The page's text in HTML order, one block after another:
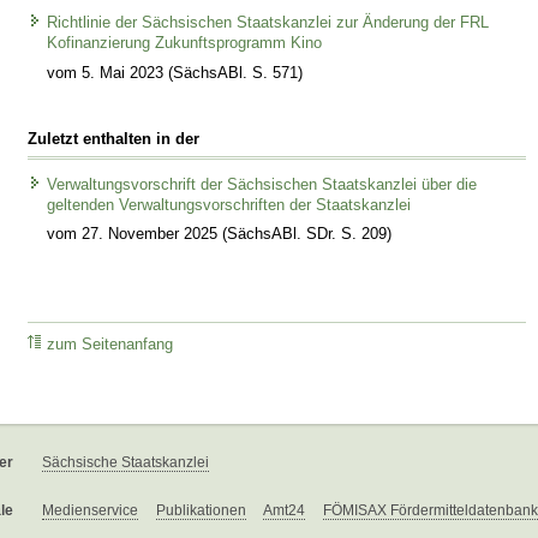
Richtlinie der Sächsischen Staatskanzlei zur Änderung der FRL
Kofinanzierung Zukunftsprogramm Kino
vom 5. Mai 2023 (SächsABl. S. 571)
Zuletzt enthalten in der
Verwaltungsvorschrift der Sächsischen Staatskanzlei über die
geltenden Verwaltungsvorschriften der Staatskanzlei
vom 27. November 2025 (SächsABl. SDr. S. 209)
zum Seitenanfang
Sächsische Staatskanzlei
Medienservice Publikationen Amt24 FÖMISAX Fördermitteldatenbank